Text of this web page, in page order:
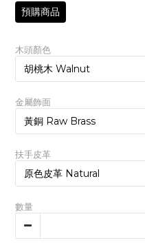
預購商品
木頭顏色
金屬飾面
扶手皮革
數量